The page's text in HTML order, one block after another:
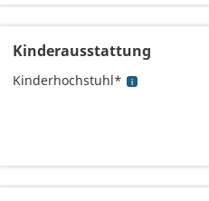
Kinderausstattung
Kinderhochstuhl*